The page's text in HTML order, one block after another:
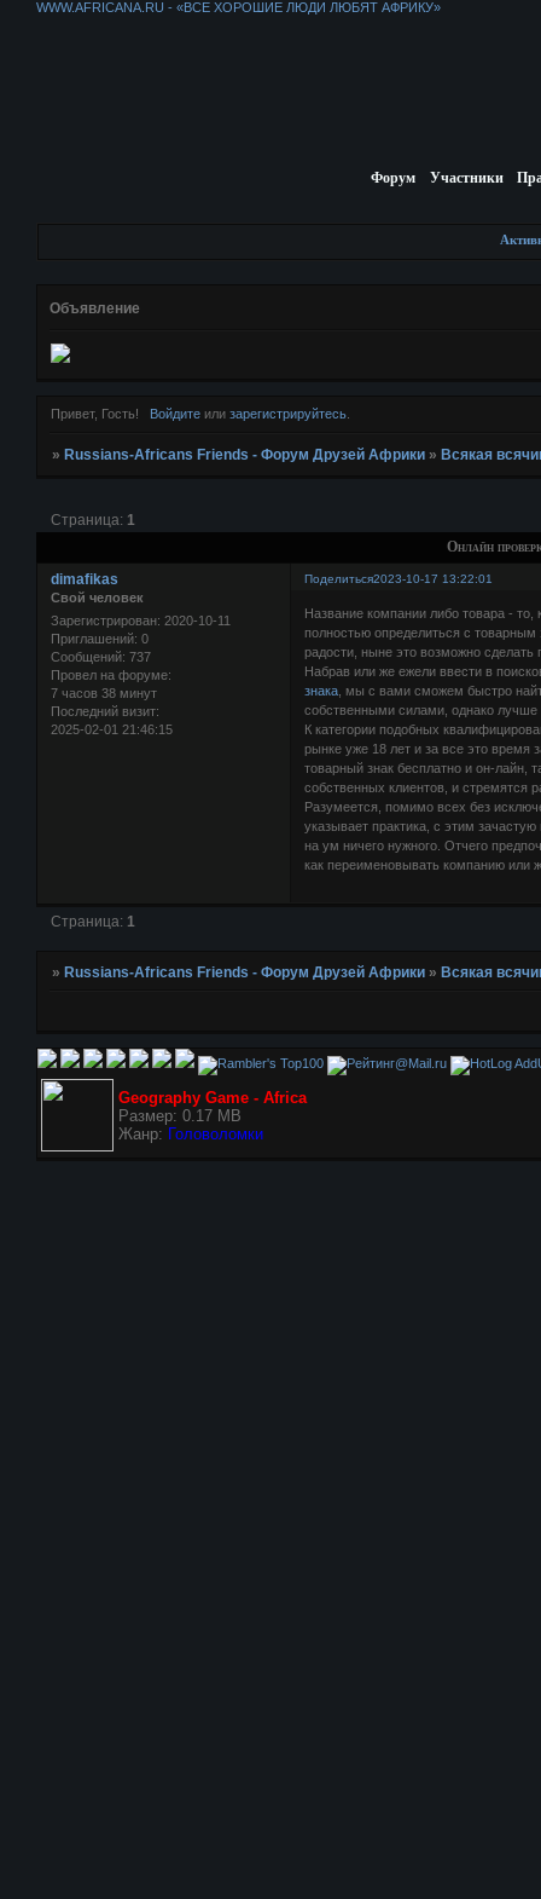
WWW.AFRICANA.RU - «ВСЕ ХОРОШИЕ ЛЮДИ ЛЮБЯТ АФРИКУ»
Форум Участники
Объявление
Привет, Гость! Войдитеили зарегистрируйтесь.
» Russians-Africans Friends - Форум Друзей Африки » Всякая
Онлайн
Страница: 1
Поделиться2023-10-17 13:22:01
dimafikas
Свой человек
Зарегистрирован: 2020-10-11
Приглашений: 0
Сообщений: 737
Провел на форуме:
7 часов 38 минут
Последний визит:
2025-02-01 21:46:15
Название компании либо товара - то,
полностью определиться с товарным
радости, ныне это возможно сделать
Набрав или же ежели ввести в
знака , мы с вами сможем быстро
собственными силами, однако
К категории подобных
рынке уже 18 лет и за все это время
товарный знак бесплатно и он-лайн,
собственных клиентов, и стремятся
Разумеется, помимо всех без
указывает практика, с этим
на ум ничего нужного. Отчего
как переименовывать компанию или
Страница: 1
»Russians-Africans Friends - Форум Друзей Африки »Всякая
Geography Game - Africa
Размер: 0.17 MB
Жанр: Головоломки